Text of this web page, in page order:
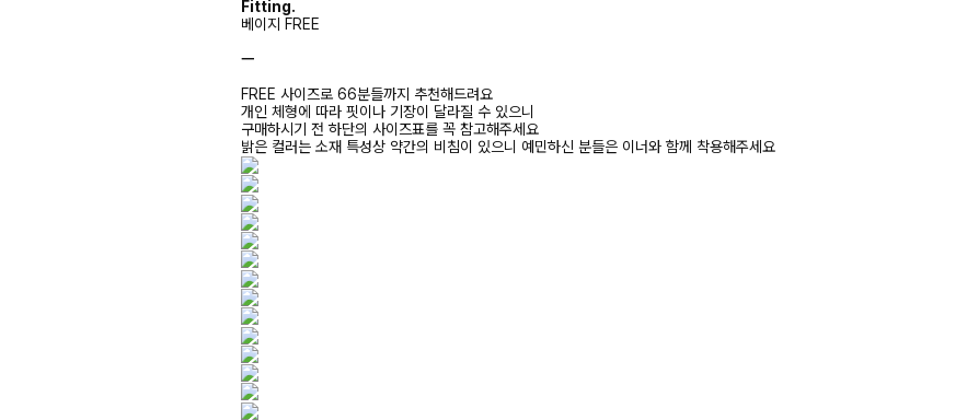
Fitting.
베이지 FREE
ㅡ
FREE 사이즈로 66분들까지 추천해드려요
개인 체형에 따라 핏이나 기장이 달라질 수 있으니
구매하시기 전 하단의 사이즈표를 꼭 참고해주세요
밝은 컬러는 소재 특성상 약간의 비침이 있으니 예민하신 분들은 이너와 함께 착용해주세요